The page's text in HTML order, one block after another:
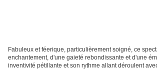
Fabuleux et féerique, particulièrement soigné, ce
enchantement, d'une gaieté rebondissante et d'une
inventivité pétillante et son rythme allant déroulent